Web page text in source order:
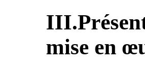
mise en